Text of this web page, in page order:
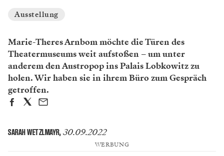
Ausstellung
Marie-Theres Arnbom möchte die Türen des
Theatermuseums weit aufstoßen – um unter
anderem den Austropop ins Palais Lobkowitz zu
holen. Wir haben sie in ihrem Büro zum Gespräch
getroffen.
SARAH WETZLMAYR, 30.09.2022
WERBUNG